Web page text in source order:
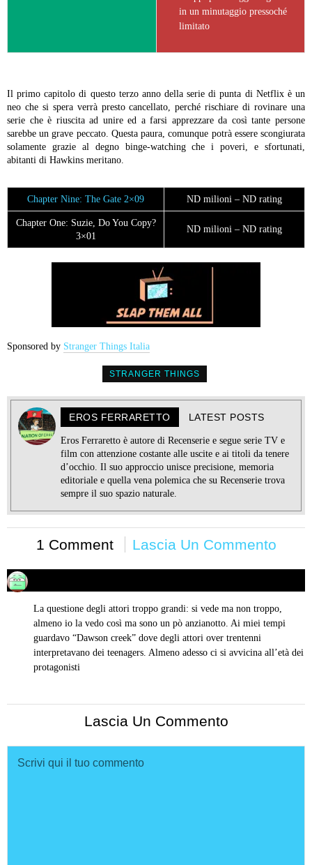
in un minutaggio pressoché
limitato
Il primo capitolo di questo terzo anno della serie di punta di Netflix è un
neo che si spera verrà presto cancellato, perché rischiare di rovinare una
serie che è riuscita ad unire ed a farsi apprezzare da così tante persone
sarebbe un grave peccato. Questa paura, comunque potrà essere scongiurata
solamente grazie al degno binge-watching che i poveri, e sfortunati,
abitanti di Hawkins meritano.
Chapter Nine: The Gate 2×09 ND milioni – ND rating
Chapter One: Suzie, Do You Copy?
3×01
ND milioni – ND rating
Sponsored by Stranger Things Italia
STRANGER THINGS
EROS FERRARETTO LATEST POSTS
Eros Ferraretto è autore di Recenserie e segue serie TV e
film con attenzione costante alle uscite e ai titoli da tenere
d’occhio. Il suo approccio unisce precisione, memoria
editoriale e quella vena polemica che su Recenserie trova
sempre il suo spazio naturale.
1 Comment Lascia Un Commento
La questione degli attori troppo grandi: si vede ma non troppo,
almeno io la vedo così ma sono un pò anzianotto. Ai miei tempi
guardavo “Dawson creek” dove degli attori over trentenni
interpretavano dei teenagers. Almeno adesso ci si avvicina all’età dei
protagonisti
Lascia Un Commento